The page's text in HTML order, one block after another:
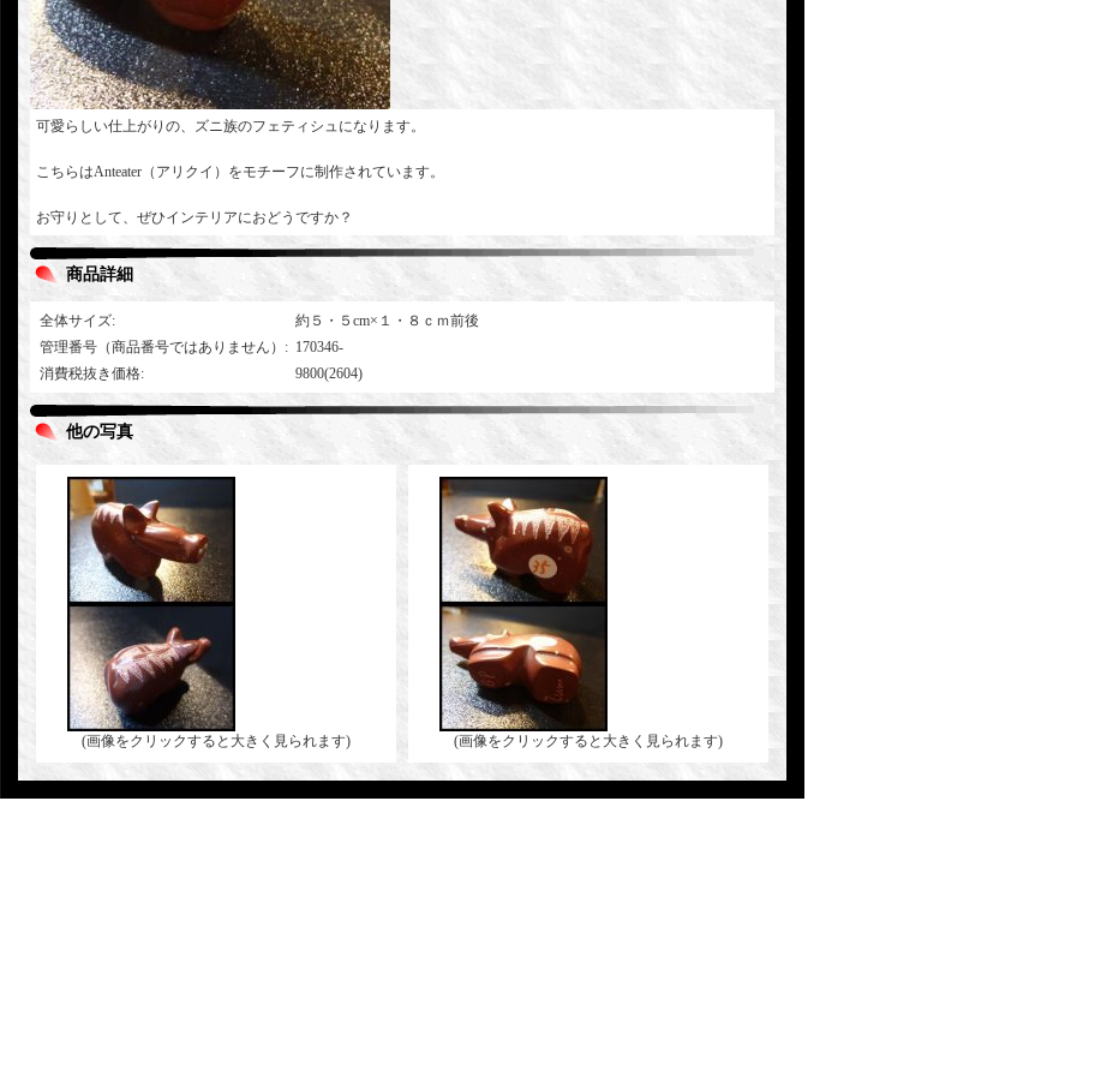
可愛らしい仕上がりの、ズニ族のフェティシュになります。
こちらはAnteater（アリクイ）をモチーフに制作されています。
お守りとして、ぜひインテリアにおどうですか？
商品詳細
全体サイズ:
約５・５cm×１・８ｃｍ前後
管理番号（商品番号ではありません） : 170346-
消費税抜き価格: 9800(2604)
他の写真
(画像をクリックすると大きく見られます) (画像をクリックすると大きく見られます)